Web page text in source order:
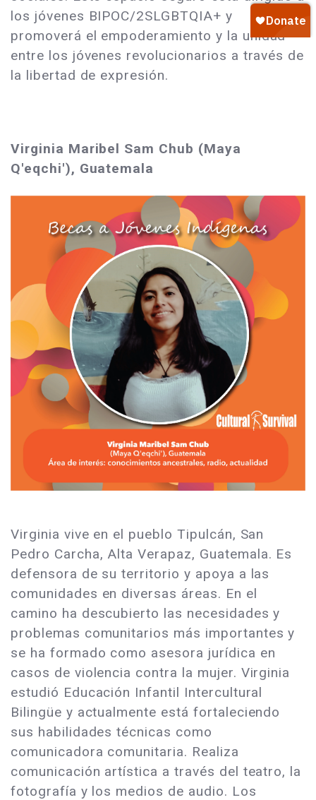
los jóvenes BIPOC/2SLGBTQIA+ y
promoverá el empoderamiento y la unidad
entre los jóvenes revolucionarios a través de
la libertad de expresión.
Virginia Maribel Sam Chub (Maya
Q'eqchi'), Guatemala
Virginia vive en el pueblo Tipulcán, San
Pedro Carcha, Alta Verapaz, Guatemala. Es
defensora de su territorio y apoya a las
comunidades en diversas áreas. En el
camino ha descubierto las necesidades y
problemas comunitarios más importantes y
se ha formado como asesora jurídica en
casos de violencia contra la mujer. Virginia
estudió Educación Infantil Intercultural
Bilingüe y actualmente está fortaleciendo
sus habilidades técnicas como
comunicadora comunitaria. Realiza
comunicación artística a través del teatro, la
fotografía y los medios de audio. Los